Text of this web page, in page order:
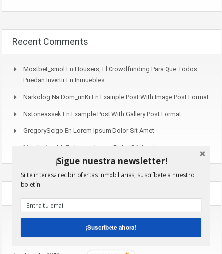
Recent Comments
Mostbet_smol En Housers, El Crowdfunding Para Que Todos
Puedan Invertir En Inmuebles
Narkolog Na Dom_unKi En Example Post With Image Post Format
Nstoneassek En Example Post With Gallery Post Format
GregorySeigo En Lorem Ipsum Dolor Sit Amet
Mostbet_xcMr En Lorem Ipsum Dolor Sit Amet
Agosto 2015
¡Sigue nuestra newsletter!
Si te interesa recibir ofertas inmobiliarias, suscríbete a nuestro
boletín.
¡Suscríbete ahora!